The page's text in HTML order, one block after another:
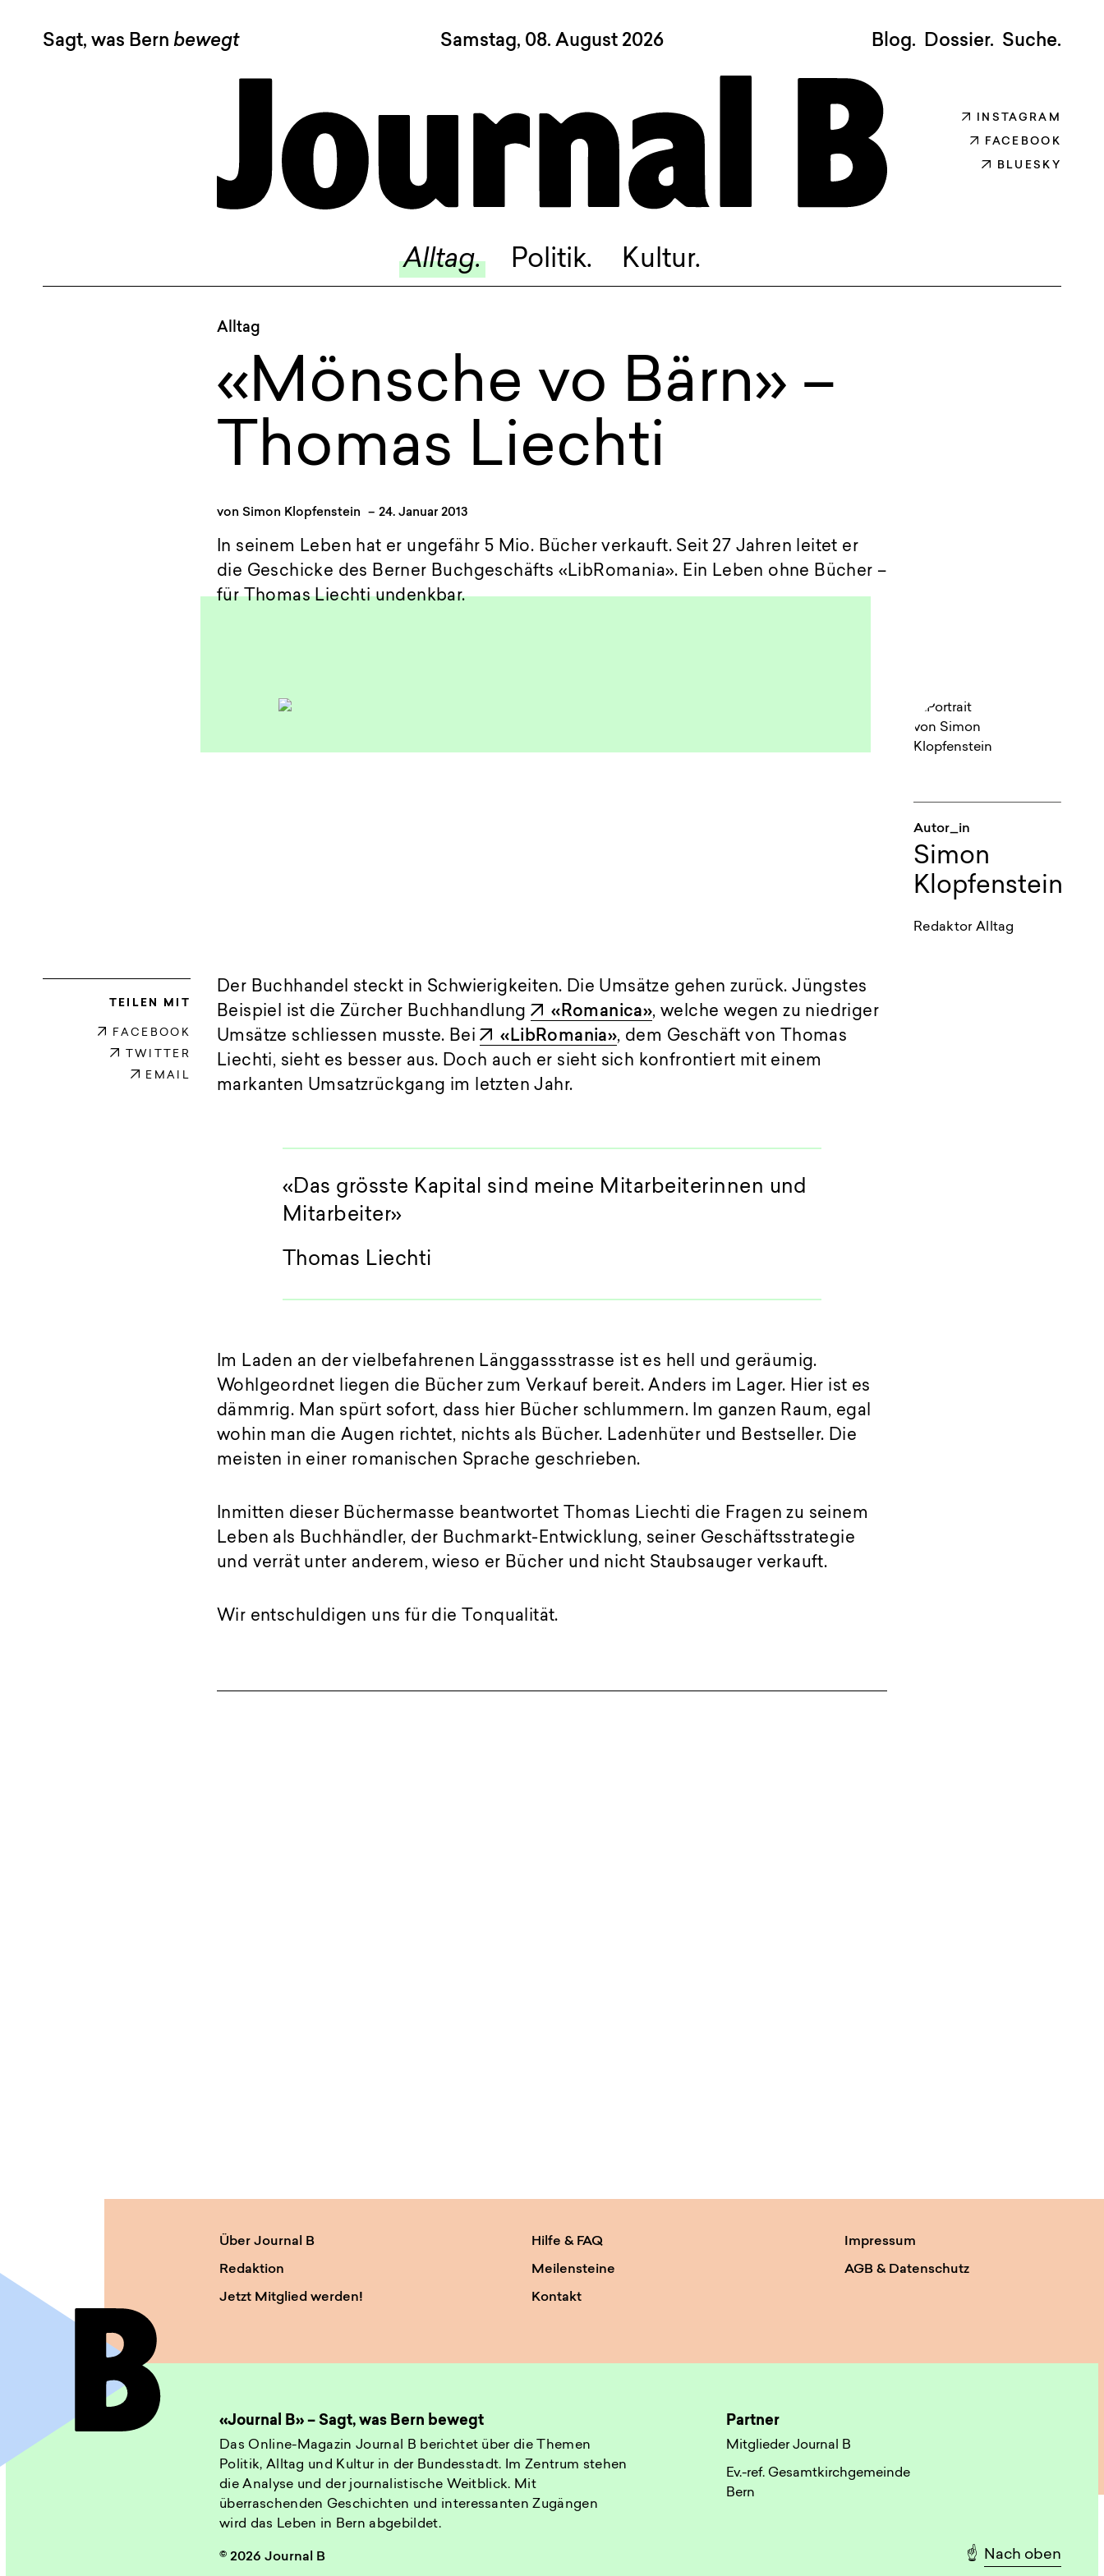
Samstag, 08. August 2026
INSTAGRAM
FACEBOOK
BLUESKY
Alltag. Politik. Kultur.
Sagt, was Bern bewegt Blog. Dossier. Suche.
Blog.
Suche.
Alltag
«Mönsche vo Bärn» –
Thomas Liechti
von Simon Klopfenstein – 24. Januar 2013
In seinem Leben hat er ungefähr 5 Mio. Bücher verkauft. Seit 27 Jahren leitet er
die Geschicke des Berner Buchgeschäfts «LibRomania». Ein Leben ohne Bücher –
für Thomas Liechti undenkbar.
Autor_in
Simon
Klopfenstein
Redaktor Alltag
TEILEN MIT
FACEBOOK
TWITTER
EMAIL
Der Buchhandel steckt in Schwierigkeiten. Die Umsätze gehen zurück. Jüngstes
Beispiel ist die Zürcher Buchhandlung
«Romanica», welche wegen zu niedriger
Umsätze schliessen musste. Bei
«LibRomania», dem Geschäft von Thomas
Liechti, sieht es besser aus. Doch auch er sieht sich konfrontiert mit einem
markanten Umsatzrückgang im letzten Jahr.
«Das grösste Kapital sind meine Mitarbeiterinnen und
Mitarbeiter»
Thomas Liechti
Im Laden an der vielbefahrenen Länggassstrasse ist es hell und geräumig.
Wohlgeordnet liegen die Bücher zum Verkauf bereit. Anders im Lager. Hier ist es
dämmrig. Man spürt sofort, dass hier Bücher schlummern. Im ganzen Raum, egal
wohin man die Augen richtet, nichts als Bücher. Ladenhüter und Bestseller. Die
meisten in einer romanischen Sprache geschrieben.
Inmitten dieser Büchermasse beantwortet Thomas Liechti die Fragen zu seinem
Leben als Buchhändler, der Buchmarkt-Entwicklung, seiner Geschäftsstrategie
und verrät unter anderem, wieso er Bücher und nicht Staubsauger verkauft.
Wir entschuldigen uns für die Tonqualität.
Über Journal B
Redaktion
Jetzt Mitglied werden!
Hilfe & FAQ
Meilensteine
Kontakt
Impressum
AGB & Datenschutz
«Journal B» – Sagt, was Bern bewegt
Das Online-Magazin Journal B berichtet über die Themen
Politik, Alltag und Kultur in der Bundesstadt. Im Zentrum stehen
die Analyse und der journalistische Weitblick. Mit
überraschenden Geschichten und interessanten Zugängen
wird das Leben in Bern abgebildet.
© 2026 Journal B
Partner
Mitglieder Journal B
Ev.-ref. Gesamtkirchgemeinde
Bern
☝️ Nach oben